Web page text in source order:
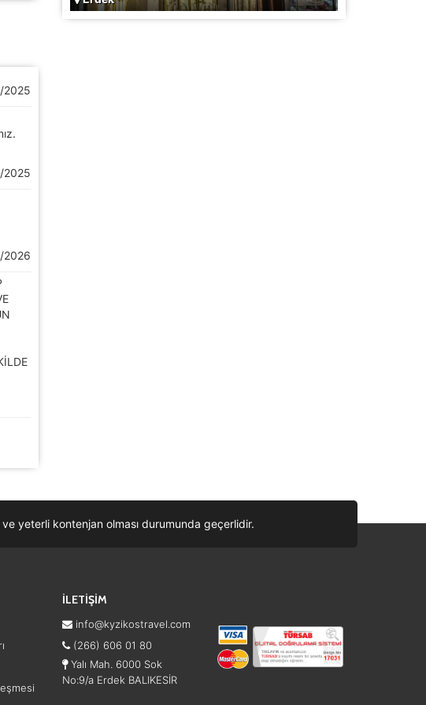
yeterli kontenjan olması durumunda geçerlidir.
İLETİŞİM
info@kyzikostravel.com
(266) 606 01 80
Yalı Mah. 6000 Sok
No:9/a Erdek BALIKESİR